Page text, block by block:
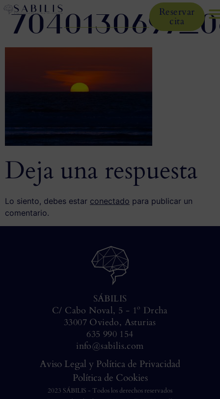
Reservar
cita
Deja una respuesta
Lo siento, debes estar conectado para publicar un
comentario.
SÁBILIS
C/ Cabo Noval, 5 - 1º Drcha
33007 Oviedo, Asturias
635 990 154
info@sabilis.com
Aviso Legal y Política de Privacidad
Política de Cookies
2023 SÁBILIS - Todos los derechos reservados